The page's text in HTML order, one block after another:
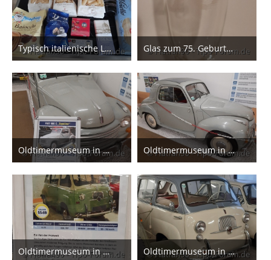
Typisch italienische Lebensmittel
11. Februar 2025
4
Glas zum 75. Geburtstag von Fiat
23. November 2024
8
Oldtimermuseum in Kaprun
19. Juli 2024
3
Oldtimermuseum in Kaprun
19. Juli 2024
3
Oldtimermuseum in Kaprun Oldtimermuseum in Kaprun